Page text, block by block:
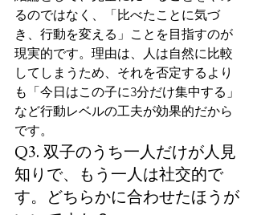
るのではなく、「比べたことに気づ
き、行動を変える」ことを目指すのが
現実的です。理由は、人は自然に比較
してしまうため、それを否定するより
も「今日はこの子に3分だけ集中する」
など行動レベルの工夫が効果的だから
です。
Q3. 双子のうち一人だけが人見
知りで、もう一人は社交的で
す。どちらかに合わせたほうが